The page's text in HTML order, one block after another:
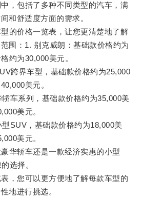
包括了多种不同类型的汽车，满
和舒适度方面的需求。
价格一览表，让您更清楚地了解
围：1. 别克威朗：基础款价格约为
约为30,000美元。
跨界车型，基础款价格约为25,000
美元。
系列，基础款价格约为35,000美
美元。
，基础款价格约为18,000美
美元。
轿车还是一款经济实惠的小型
选择。
您可以更方便地了解每款车型的
地进行挑选。